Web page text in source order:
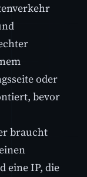
oder
bevor
braucht
eine IP, die